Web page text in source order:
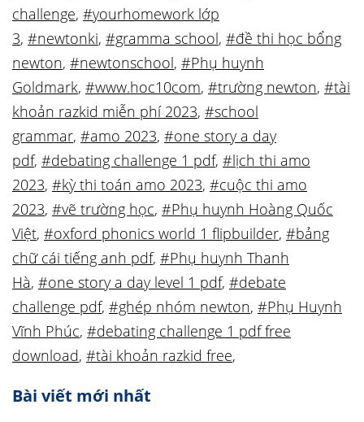
challenge, #yourhomework lớp
3, #newtonki, #gramma school, #đề thi học bổng
newton, #newtonschool, #Phụ huynh
Goldmark, #www.hoc10com, #trường newton, #tài
khoản razkid miễn phí 2023, #school
grammar, #amo 2023, #one story a day
pdf, #debating challenge 1 pdf, #lịch thi amo
2023, #kỳ thi toán amo 2023, #cuộc thi amo
2023, #vẽ trường học, #Phụ huynh Hoàng Quốc
Việt, #oxford phonics world 1 flipbuilder, #bảng
chữ cái tiếng anh pdf, #Phụ huynh Thanh
Hà, #one story a day level 1 pdf, #debate
challenge pdf, #ghép nhóm newton, #Phụ Huynh
Vĩnh Phúc, #debating challenge 1 pdf free
download, #tài khoản razkid free,
Bài viết mới nhất